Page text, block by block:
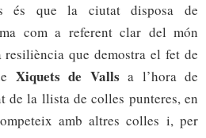
és que la ciutat disposa de
com a referent clar del món
que demostra el fet de
Xiquets de Valls a l’hora de
de la llista de colles punteres, en
amb altres colles i, per